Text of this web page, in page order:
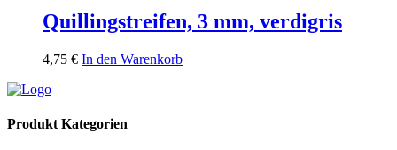
Quillingstreifen, 3 mm, verdigris
4,75 € In den Warenkorb
Produkt Kategorien